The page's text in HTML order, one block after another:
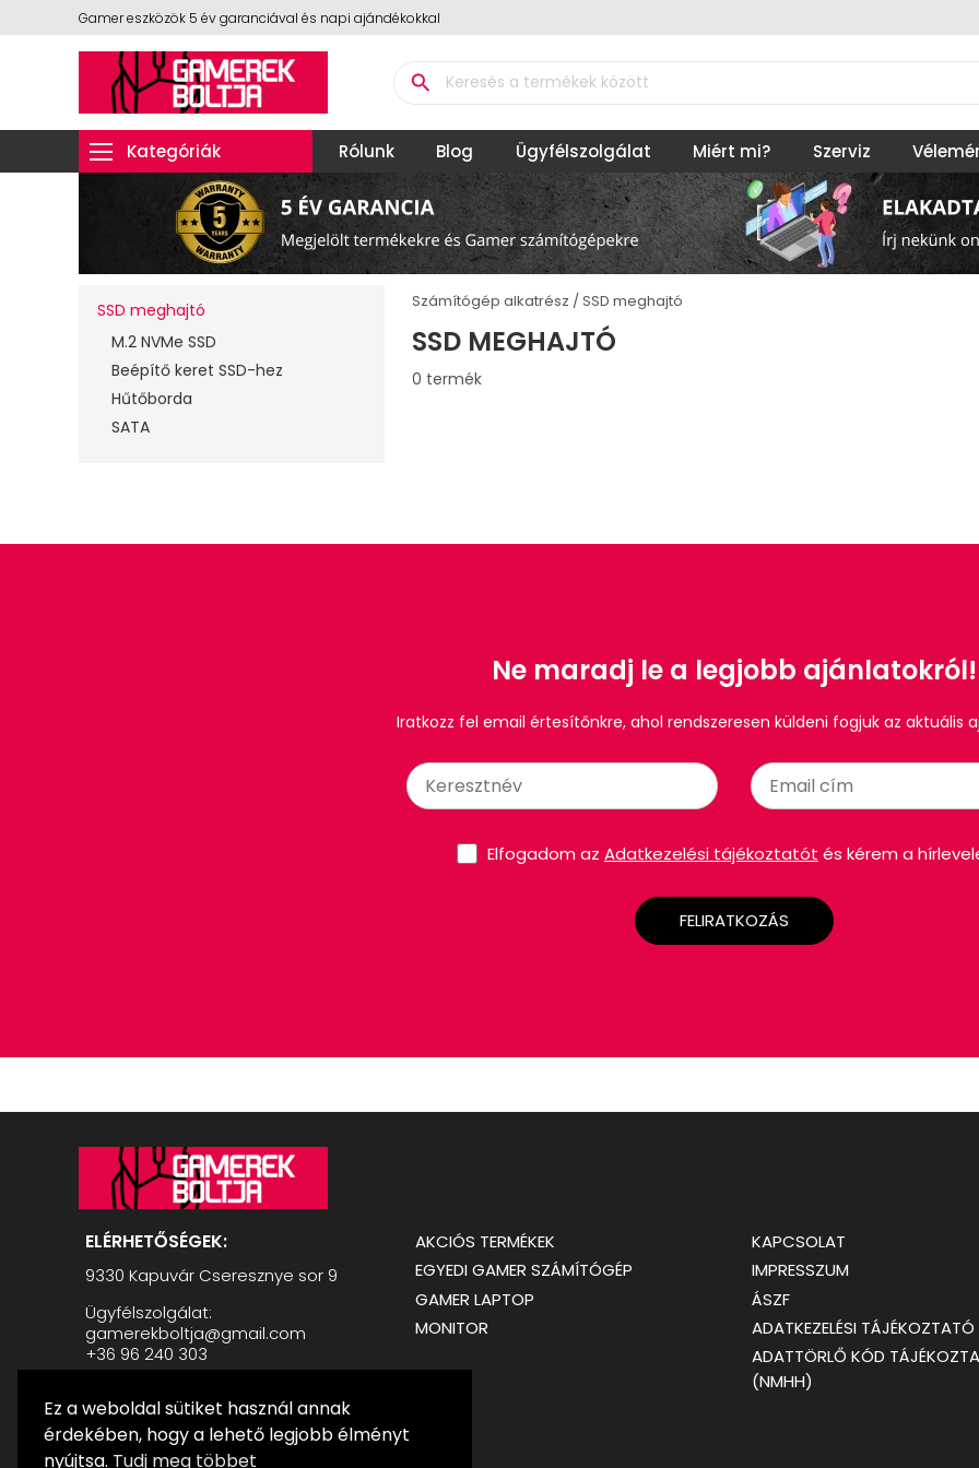
Gamer eszközök 5 év garanciával és napi ajándékokkal
Kategóriák Rólunk Blog Ügyfélszolgálat Miért mi? Szerviz
search
SSD meghajtó
M.2 NVMe SSD
Beépítő keret SSD-hez
Hűtőborda
SATA
Számítógép alkatrész SSD meghajtó
SSD MEGHAJTÓ
0 termék
Ne maradj le a legjobb ajánlatokról!
Iratkozz fel email értesítőnkre, ahol rendszeresen küldeni fogjuk az aktuális
Elfogadom az Adatkezelési tájékoztatót és kérem a
FELIRATKOZÁS
ELÉRHETŐSÉGEK:
9330 Kapuvár Cseresznye sor 9
Ügyfélszolgálat:
gamerekboltja@gmail.com
+36 96 240 303
H-P: 08:00 - 17:00
Sz: 09:00 - 12:00
AKCIÓS TERMÉKEK
EGYEDI GAMER SZÁMÍTÓGÉP
GAMER LAPTOP
MONITOR
KAPCSOLAT
IMPRESSZUM
ÁSZF
ADATKEZELÉSI TÁJÉKOZTATÓ
ADATTÖRLŐ KÓD
(NMHH)
Ez a weboldal sütiket használ annak
érdekében, hogy a lehető legjobb élményt
nyújtsa. Tudj meg többet